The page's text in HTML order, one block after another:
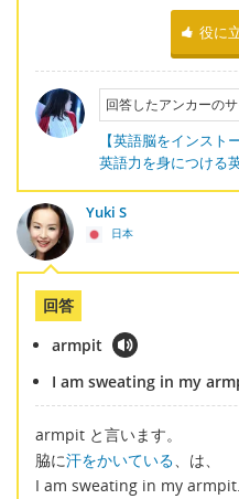
役に
回答したアンカーのサ
【英語脳をインス
英語力を身につける
Yuki S
日本
回答
armpit
I am sweating in my
armpit と言います。
脇に汗をかいている、は、
I am sweating in my armpit.